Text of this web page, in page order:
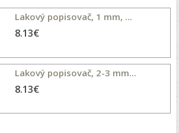
Lakový popisovač, 1 mm, ...
8.13€
Lakový popisovač, 2-3 mm...
8.13€